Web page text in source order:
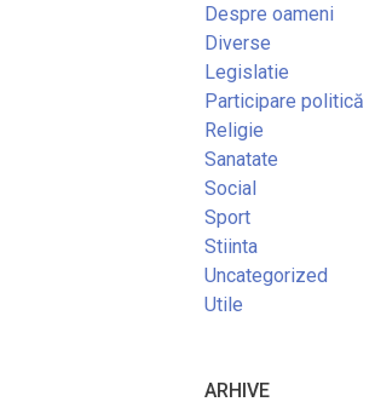
Despre oameni
Diverse
Legislatie
Participare politică
Religie
Sanatate
Social
Sport
Stiinta
Uncategorized
Utile
ARHIVE